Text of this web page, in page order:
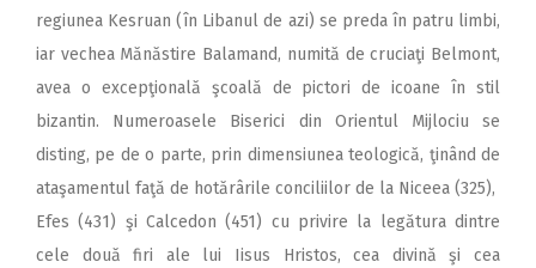
regiunea Kesruan (în Libanul de azi) se preda în patru limbi,
iar vechea Mănăstire Balamand, numită de cruciaţi Bel­mont,
avea o excepţională şcoală de pictori de icoane în stil
bizantin. Numeroasele Biserici din Orientul Mijlociu se
disting, pe de o parte, prin dimensiunea teologică, ţinând de
ataşamentul faţă de hotărârile conciliilor de la Niceea (325),
Efes (431) şi Calcedon (451) cu privire la legătura dintre
cele două firi ale lui Iisus Hristos, cea divină şi cea